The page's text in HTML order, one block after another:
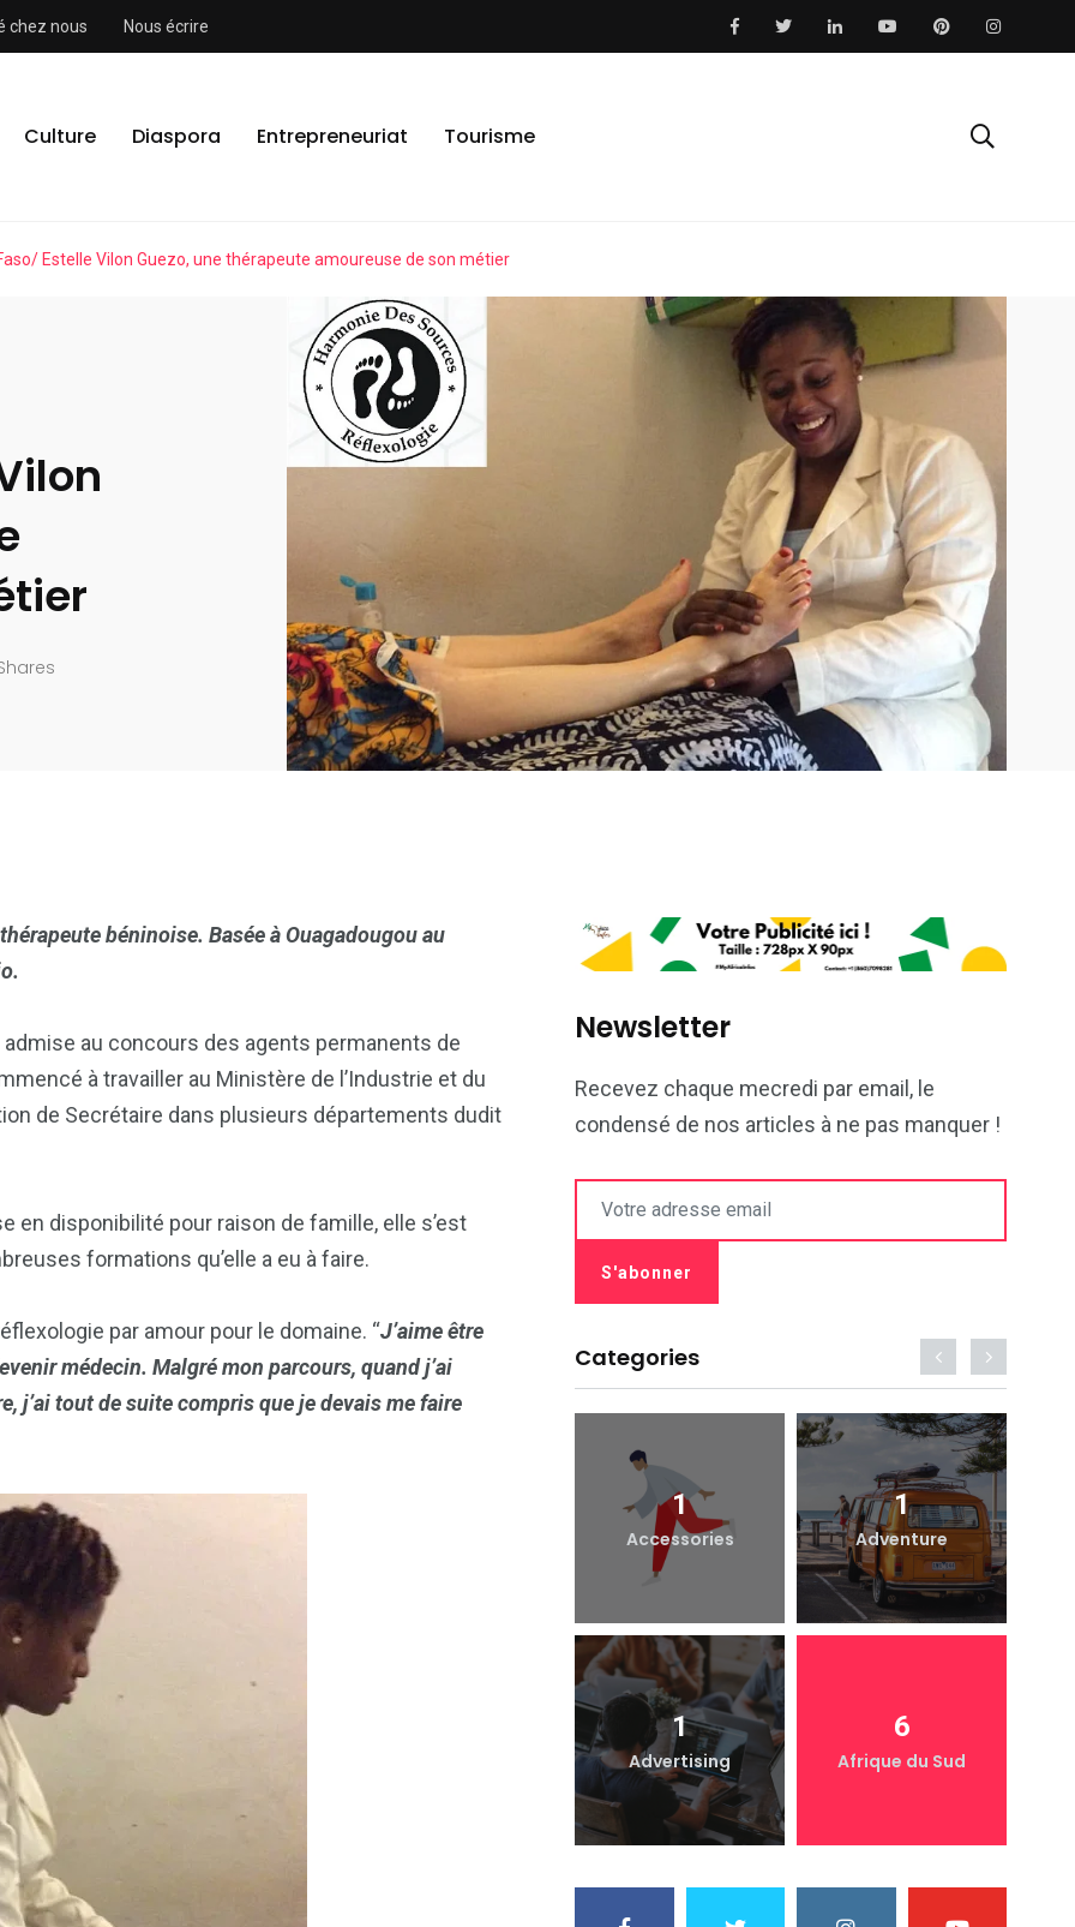
chez nous Nous écrire
Culture Diaspora Entrepreneuriat Tourisme
Estelle Vilon Guezo, une thérapeute amoureuse de son métier
béninoise. Basée à Ouagadougou au
au concours des agents permanents de
à travailler au Ministère de l’Industrie et du
de Secrétaire dans plusieurs départements dudit
en disponibilité pour raison de famille, elle s’est
formations qu’elle a eu à faire.
par amour pour le domaine. “J’aime être
médecin. Malgré mon parcours, quand j’ai
j’ai tout de suite compris que je devais me faire
Newsletter
Recevez chaque mecredi par email, le
condensé de nos articles à ne pas manquer !
Categories
1 1
Accessories
1
Adventure
1
Advertising
6
Afrique du Sud